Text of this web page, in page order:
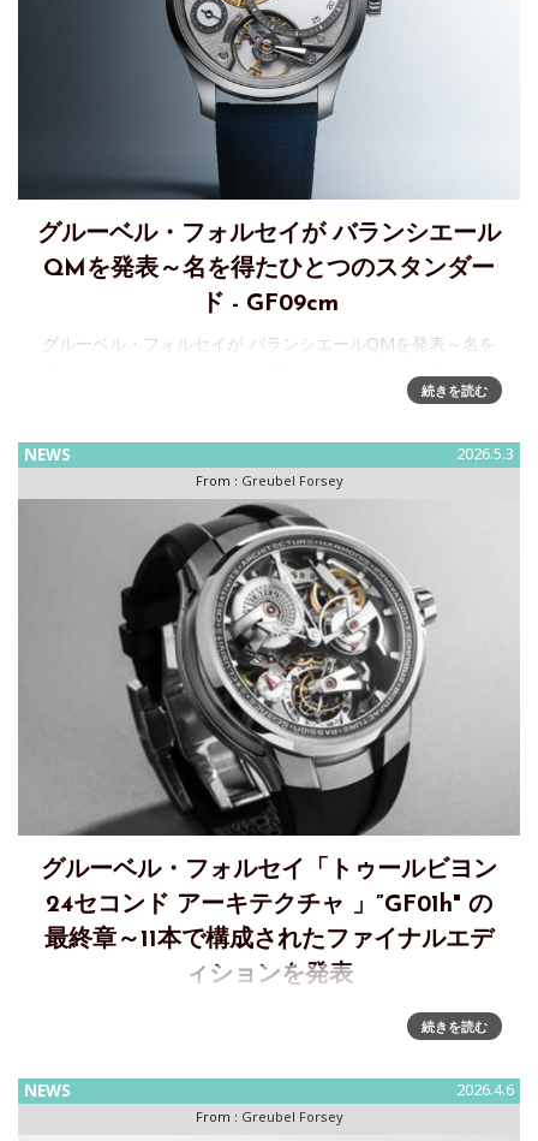
グルーベル・フォルセイが バランシエール
QMを発表～名を得たひとつのスタンダー
ド - GF09cm
グルーベル・フォルセイが バランシエールQMを発表～名を
イから、バランシエールQMが誕生します。このタイムピース
ゼ
続きを読む
NEWS 2026.5.3
From : Greubel Forsey
グルーベル・フォルセイ「トゥールビヨン
24セコンド アーキテクチャ 」”GF01h" の
最終章～11本で構成されたファイナルエデ
ィションを発表
グルーベル・フォルセイが「トゥールビヨン 24セコンド アー
キテクチャ」を発表～"GF01h"のファイナルエディション
アーキテクチャによって、ムーブメントの構造に革新的なオ
ー
続きを読む
NEWS 2026.4.6
From : Greubel Forsey